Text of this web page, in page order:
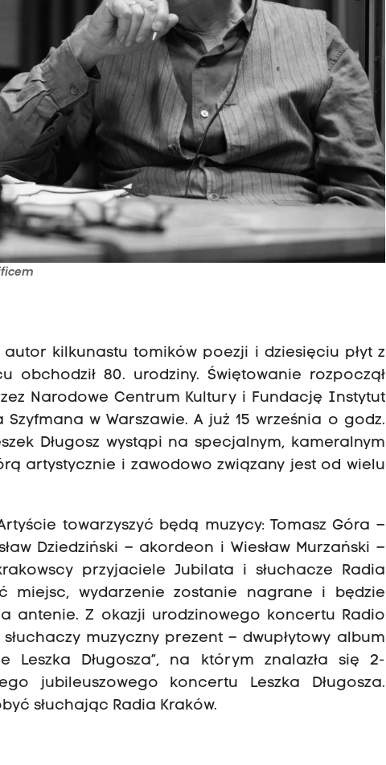
kilkunastu tomików poezji i dziesięciu płyt z
80. urodziny. Świętowanie rozpoczął
Narodowe Centrum Kultury i Fundację Instytut
w Warszawie. A już 15 września o godz.
Długosz wystąpi na specjalnym, kameralnym
artystycznie i zawodowo związany jest od wielu
towarzyszyć będą muzycy: Tomasz Góra –
Dziedziński – akordeon i Wiesław Murzański –
przyjaciele Jubilata i słuchacze Radia
miejsc, wydarzenie zostanie nagrane i będzie
antenie. Z okazji urodzinowego koncertu Radio
muzyczny prezent – dwupłytowy album
Leszka Długosza”, na którym znalazła się 2-
jubileuszowego koncertu Leszka Długosza.
słuchając Radia Kraków.